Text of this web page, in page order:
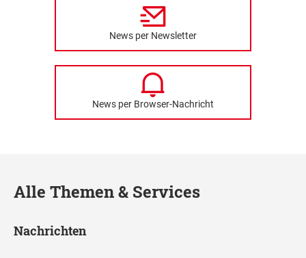
News per Newsletter
News per Browser-Nachricht
Alle Themen & Services
Nachrichten